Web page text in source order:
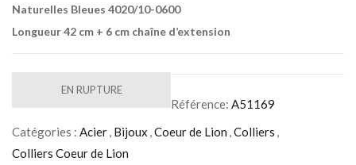
Naturelles Bleues 4020/10-0600
Longueur 42 cm + 6 cm chaîne d’extension
EN RUPTURE
Référence: A51169
Catégories : Acier, Bijoux ,Coeur de Lion ,Colliers ,
Colliers Coeur de Lion